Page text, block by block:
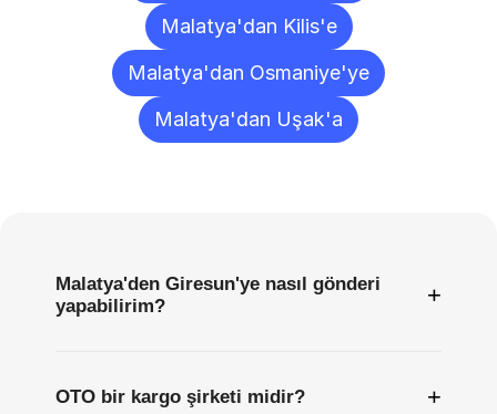
Malatya'dan Kilis'e
Malatya'dan Osmaniye'ye
Malatya'dan Uşak'a
Malatya'den Giresun'ye nasıl gönderi
yapabilirim?
+
OTO bir kargo şirketi midir? +